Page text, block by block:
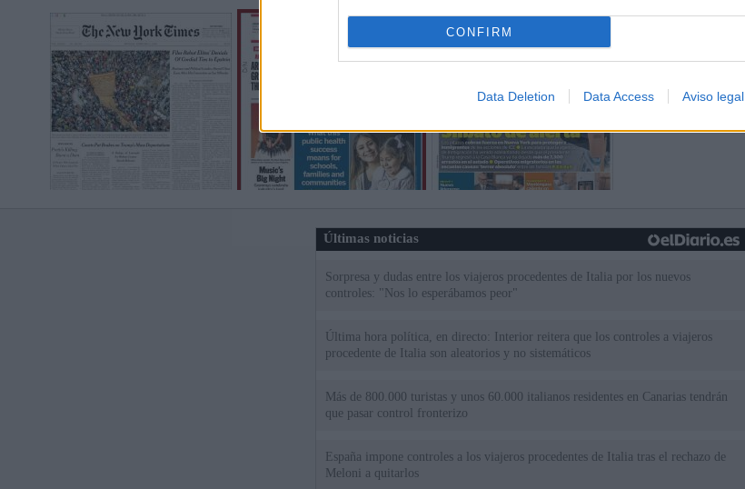
CONFIRM
Data Deletion Data Access Aviso legal
Últimas noticias
Sorpresa y dudas entre los viajeros procedentes de Italia por los nuevos
controles: "Nos lo esperábamos peor"
Última hora política, en directo: Interior reitera que los controles a viajeros
procedente de Italia son aleatorios y no sistemáticos
Más de 800.000 turistas y unos 60.000 italianos residentes en Canarias tendrán
que pasar control fronterizo
España impone controles a los viajeros procedentes de Italia tras el rechazo de
Meloni a quitarlos